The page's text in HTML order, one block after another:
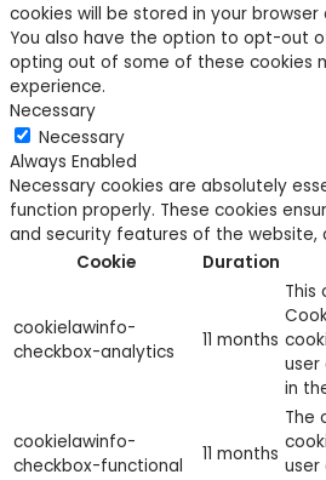
cookies will be stored in your browser
You also have the option to opt-out
opting out of some of these cookies
experience.
Necessary
Necessary
Always Enabled
Necessary cookies are absolutely
function properly. These cookies
and security features of the website,
Cookie
Duration
cookielawinfo-
checkbox-analytics
11 months
This
user
in
cookielawinfo-
checkbox-functional
11 months
The
user